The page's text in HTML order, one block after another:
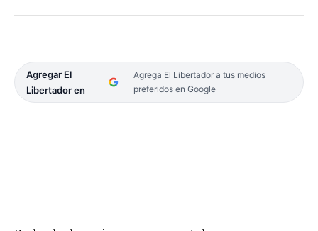
Agregar El
Libertador en
Agrega El Libertador a tus medios
preferidos en Google